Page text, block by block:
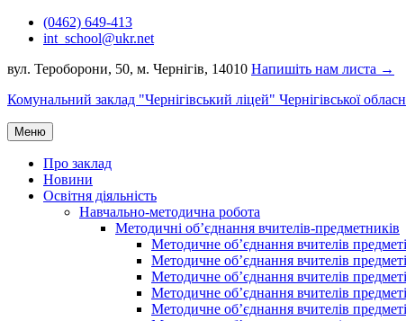
Перейти(0462) 649-413
int_school@ukr.net
вул. Тероборони, 50, м. Чернігів, 14010 Напишіть нам листа →
Комунальний заклад "Чернігівський ліцей" Чернігівської
Меню
Про заклад
Новини
Освітня діяльність
Навчально-методична робота
Методичні об’єднання вчителів-предметників
Методичне об’єднання вчителів
Методичне об’єднання вчителів
Методичне об’єднання вчителів
Методичне об’єднання вчителів
Методичне об’єднання вчителів